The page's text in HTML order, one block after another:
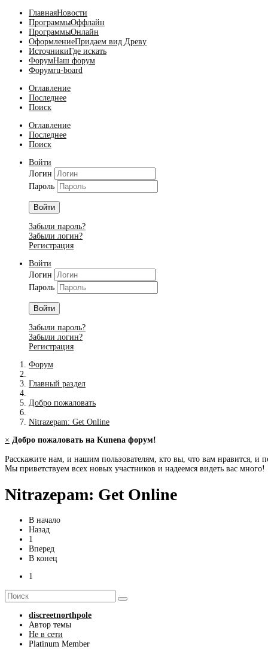
ГлавнаяНовости
ПрограммыОффлайн
ПрограммыОнлайн
ОформлениеПридаем вид Древу
ИсточникиГде искать
ФорумНаш форум
Форумru-board
Оглавление
Последнее
Поиск
Оглавление
Последнее
Поиск
Войти
Логин
Пароль
Войти
Забыли пароль?
Забыли логин?
Регистрация
Войти
Логин
Пароль
Войти
Забыли пароль?
Забыли логин?
Регистрация
Форум
Главный раздел
Добро пожаловать
Nitrazepam: Get Online
× Добро пожаловать на Kunena форум!
Расскажите нам, и нашим пользователям, кто вы, что вам нравится, и
Мы приветствуем всех новых участников и надеемся видеть вас много!
Nitrazepam: Get Online
В начало
Назад
1
Вперед
В конец
1
discreetnorthpole
Автор темы
Не в сети
Platinum Member